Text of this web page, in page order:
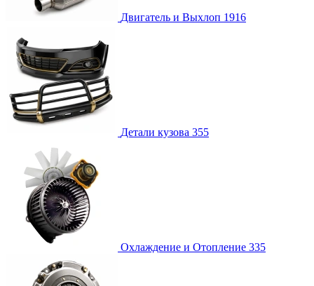
Двигатель и Выхлоп 1916
Детали кузова 355
Охлаждение и Отопление 335